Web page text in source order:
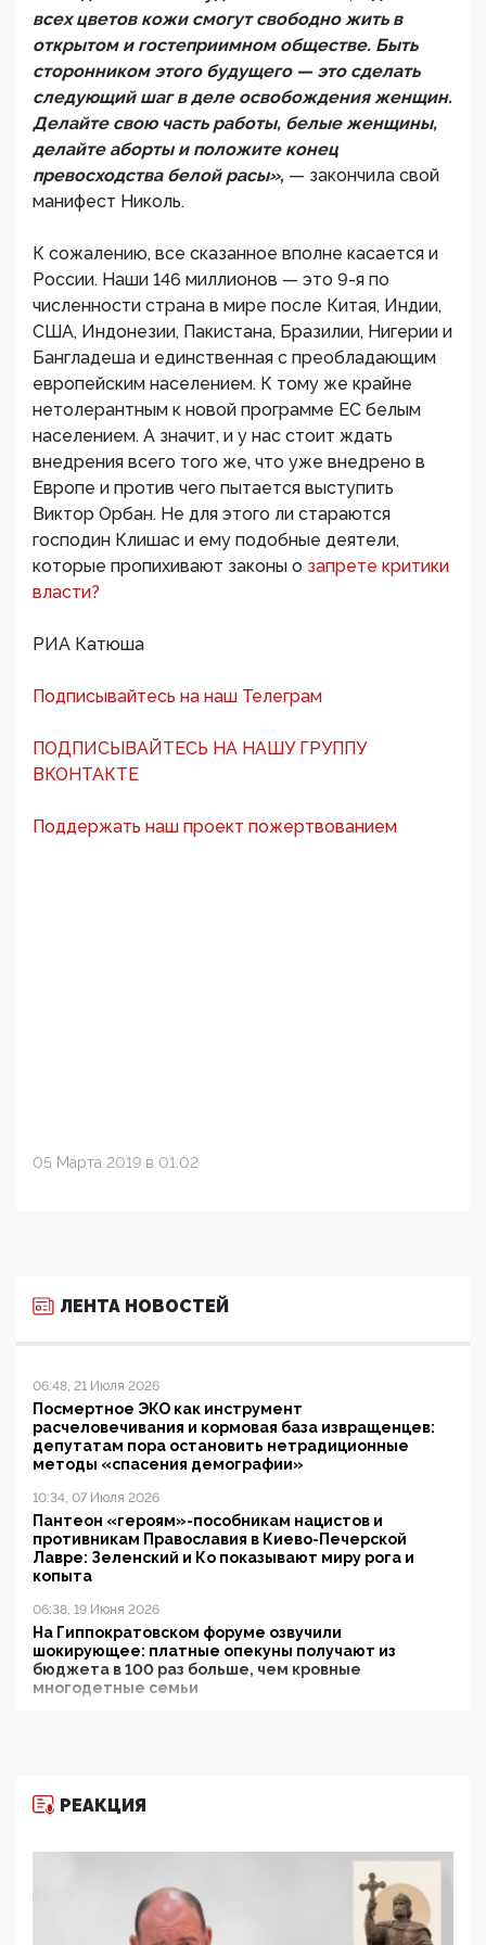
всех цветов кожи смогут свободно жить в
открытом и гостеприимном обществе. Быть
сторонником этого будущего — это сделать
следующий шаг в деле освобождения женщин.
Делайте свою часть работы, белые женщины,
делайте аборты и положите конец
превосходства белой расы», — закончила свой
манифест Николь.
К сожалению, все сказанное вполне касается и
России. Наши 146 миллионов — это 9-я по
численности страна в мире после Китая, Индии,
США, Индонезии, Пакистана, Бразилии, Нигерии и
Бангладеша и единственная с преобладающим
европейским населением. К тому же крайне
нетолерантным к новой программе ЕС белым
населением. А значит, и у нас стоит ждать
внедрения всего того же, что уже внедрено в
Европе и против чего пытается выступить
Виктор Орбан. Не для этого ли стараются
господин Клишас и ему подобные деятели,
которые пропихивают законы о запрете критики
власти?
РИА Катюша
Подписывайтесь на наш Телеграм
ПОДПИСЫВАЙТЕСЬ НА НАШУ ГРУППУ
ВКОНТАКТЕ
Поддержать наш проект пожертвованием
05 Марта 2019 в 01:02
ЛЕНТА НОВОСТЕЙ
06:48, 21 Июля 2026
Посмертное ЭКО как инструмент
расчеловечивания и кормовая база извращенцев:
депутатам пора остановить нетрадиционные
методы «спасения демографии»
10:34, 07 Июля 2026
Пантеон «героям»-пособникам нацистов и
противникам Православия в Киево-Печерской
Лавре: Зеленский и Ко показывают миру рога и
копыта
06:38, 19 Июня 2026
На Гиппократовском форуме озвучили
шокирующее: платные опекуны получают из
бюджета в 100 раз больше, чем кровные
многодетные семьи
11:53, 09 Июня 2026
деятельность ИИТО ЮНЕСКО в России, но
цифроглобалисты продолжают определять
повестку в образовании
09:43, 01 Июня 2026
РЕАКЦИЯ